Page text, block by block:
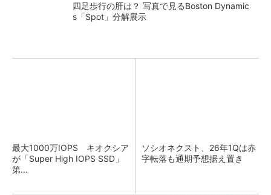
四足歩行の肝は？ 写真で見るBoston Dynamic
s「Spot」分解展示
最大1000万IOPS キオクシア
が「Super High IOPS SSD」
第...
ソシオネクスト、26年1Qは赤
字転落も通期予想据え置き